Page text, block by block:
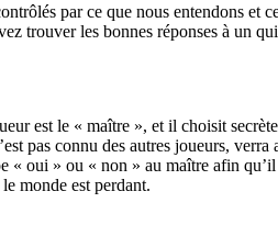
par ce que nous entendons
trouver les bonnes réponses à
est le « maître », et il choisit
pas connu des autres joueurs,
oui » ou « non » au maître afin
monde est perdant.